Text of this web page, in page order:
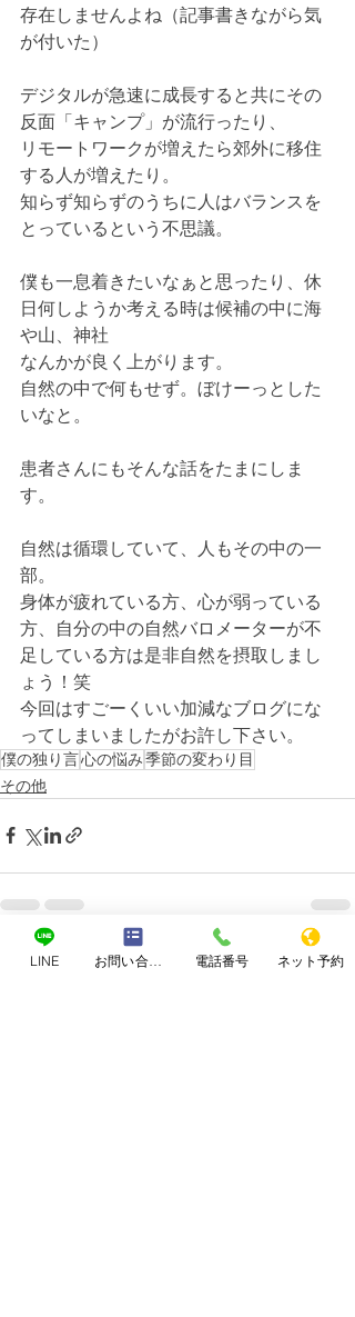
存在しませんよね（記事書きながら気
が付いた）
デジタルが急速に成長すると共にその
反面「キャンプ」が流行ったり、
リモートワークが増えたら郊外に移住
する人が増えたり。
知らず知らずのうちに人はバランスを
とっているという不思議。
僕も一息着きたいなぁと思ったり、休
日何しようか考える時は候補の中に海
や山、神社
なんかが良く上がります。
自然の中で何もせず。ぼけーっとした
いなと。
患者さんにもそんな話をたまにしま
す。
自然は循環していて、人もその中の一
部。
身体が疲れている方、心が弱っている
方、自分の中の自然バロメーターが不
足している方は是非自然を摂取しまし
ょう！笑
今回はすごーくいい加減なブログにな
ってしまいましたがお許し下さい。
僕の独り言心の悩み季節の変わり目
その他
最新記事 すべて表示
LINE お問い合わせフォーム 電話番号 ネット予約